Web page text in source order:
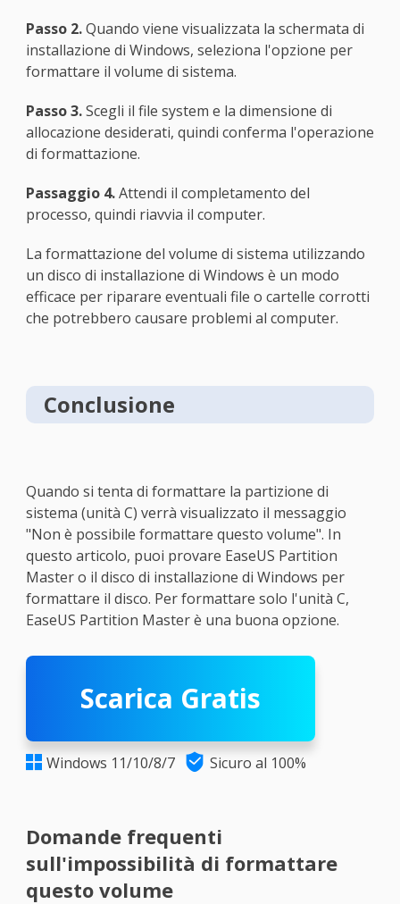
Passo 2.Quando viene visualizzata la schermata di
installazione di Windows, seleziona l'opzione per
formattare il volume di sistema.
Passo 3.Scegli il file system e la dimensione di
allocazione desiderati, quindi conferma l'operazione
di formattazione.
Passaggio 4.Attendi il completamento del
processo, quindi riavvia il computer.
La formattazione del volume di sistema utilizzando
un disco di installazione di Windows è un modo
efficace per riparare eventuali file o cartelle corrotti
che potrebbero causare problemi al computer.
Conclusione
Quando si tenta di formattare la partizione di
sistema (unità C) verrà visualizzato il messaggio
"Non è possibile formattare questo volume". In
questo articolo, puoi provare EaseUS Partition
Master o il disco di installazione di Windows per
formattare il disco. Per formattare solo l'unità C,
EaseUS Partition Master è una buona opzione.
Scarica Gratis
 Windows 11/10/8/7  Sicuro al 100%
Domande frequenti
sull'impossibilità di formattare
questo volume